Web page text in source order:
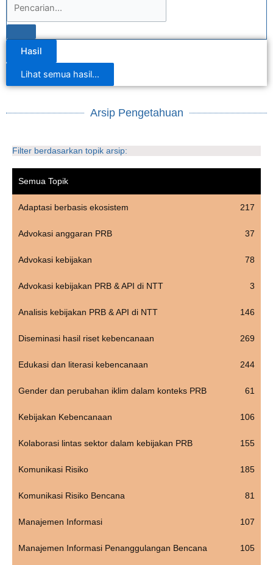
Hasil
Lihat semua hasil...
Arsip Pengetahuan
Filter berdasarkan topik arsip:
Semua Topik
Adaptasi berbasis ekosistem 217
Advokasi anggaran PRB 37
Advokasi kebijakan 78
Advokasi kebijakan PRB & API di NTT 3
Analisis kebijakan PRB & API di NTT 146
Diseminasi hasil riset kebencanaan 269
Edukasi dan literasi kebencanaan 244
Gender dan perubahan iklim dalam konteks PRB 61
Kebijakan Kebencanaan 106
Kolaborasi lintas sektor dalam kebijakan PRB 155
Komunikasi Risiko 185
Komunikasi Risiko Bencana 81
Manajemen Informasi 107
Manajemen Informasi Penanggulangan Bencana 105